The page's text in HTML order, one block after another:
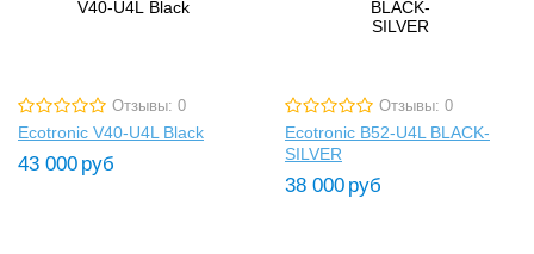
Отзывы: 0
Ecotronic V40-U4L Black
43 000 руб
Отзывы: 0
Ecotronic B52-U4L BLACK-
SILVER
38 000 руб